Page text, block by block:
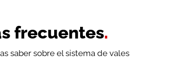
frecuentes.
saber sobre el sistema de vales